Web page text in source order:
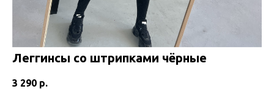
Леггинсы со штрипками чёрные
3 290 р.